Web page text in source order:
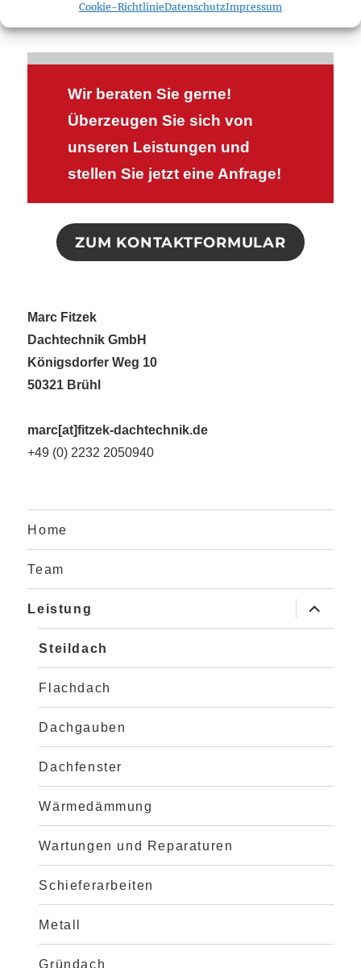
Cookie-RichtlinieDatenschutzImpressum
Wir beraten Sie gerne!
Überzeugen Sie sich von
unseren Leistungen und
stellen Sie jetzt eine Anfrage!
ZUM KONTAKTFORMULAR
Marc Fitzek
Dachtechnik GmbH
Königsdorfer Weg 10
50321 Brühl
marc[at]fitzek-dachtechnik.de
+49 (0) 2232 2050940
Home
Team
Leistung
anzeigen
Steildach
Flachdach
Dachgauben
Dachfenster
Wärmedämmung
Wartungen und Reparaturen
Schieferarbeiten
Metall
Gründach